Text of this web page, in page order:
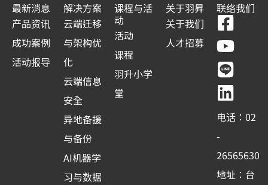
最新消息
产品资讯
成功案例
活动报导
解决方案
云端迁移
与架构优
化
云端信息
安全
异地备援
与备份
AI机器学
习与数据
课程与活
动
活动
课程
羽升小学
堂
关于羽昇
关于我们
人才招募
联络我们
F
a
c
e
b
o
o
k
-
Y
o
u
t
u
b
e
L
i
n
e
L
i
n
k
e
d
i
n
电话：02
-
26565630
地址：台